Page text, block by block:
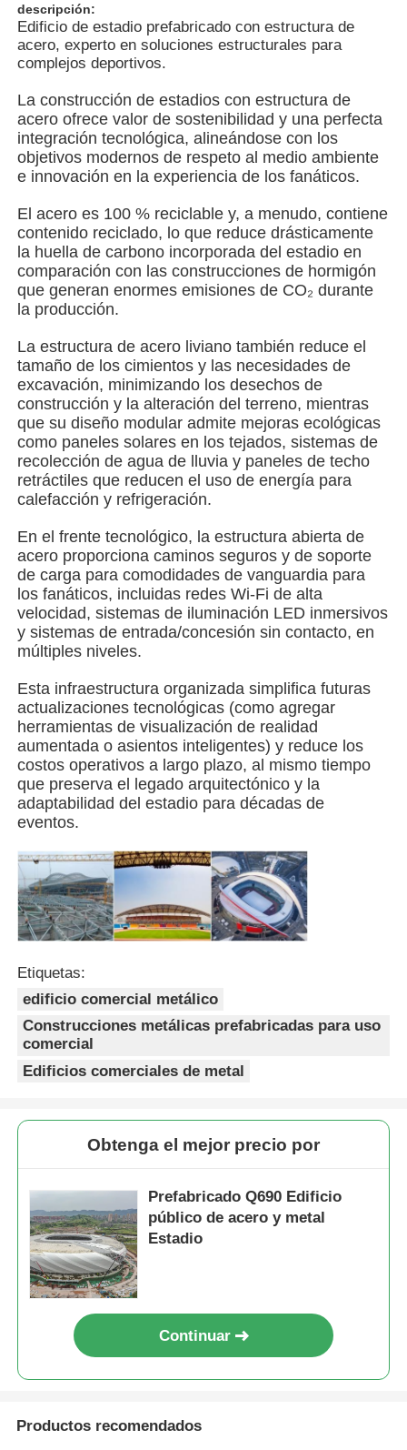
Sobre nosotros
Visita a la fábrica
Control de Calidad
Contacto
noticias
Todos los casos
Solicitar una cotización
Edificio de estructura de acero
Taller de estructura de acero
almacén de estructuras de acero
El depósito de estructuras de acero
Estructura de acero pesada
Puente de estructura de acero
Oficina de estructura de acero
Casa de aves de corral de estructura de acero
Estructura de acero de varios pisos
Estructura de acero industrial
Edificio Público de Acero
Estructura de acero prefabricada
descripción:
Edificio de estadio prefabricado con estructura de
acero, experto en soluciones estructurales para
complejos deportivos.
La construcción de estadios con estructura de
acero ofrece valor de sostenibilidad y una perfecta
integración tecnológica, alineándose con los
objetivos modernos de respeto al medio ambiente
e innovación en la experiencia de los fanáticos.
El acero es 100 % reciclable y, a menudo, contiene
contenido reciclado, lo que reduce drásticamente
la huella de carbono incorporada del estadio en
comparación con las construcciones de hormigón
que generan enormes emisiones de CO₂ durante
la producción.
La estructura de acero liviano también reduce el
tamaño de los cimientos y las necesidades de
excavación, minimizando los desechos de
construcción y la alteración del terreno, mientras
que su diseño modular admite mejoras ecológicas
como paneles solares en los tejados, sistemas de
recolección de agua de lluvia y paneles de techo
retráctiles que reducen el uso de energía para
calefacción y refrigeración.
En el frente tecnológico, la estructura abierta de
acero proporciona caminos seguros y de soporte
de carga para comodidades de vanguardia para
los fanáticos, incluidas redes Wi-Fi de alta
velocidad, sistemas de iluminación LED inmersivos
y sistemas de entrada/concesión sin contacto, en
múltiples niveles.
Esta infraestructura organizada simplifica futuras
actualizaciones tecnológicas (como agregar
herramientas de visualización de realidad
aumentada o asientos inteligentes) y reduce los
costos operativos a largo plazo, al mismo tiempo
que preserva el legado arquitectónico y la
adaptabilidad del estadio para décadas de
eventos.
Etiquetas:
edificio comercial metálico
Construcciones metálicas prefabricadas para uso
comercial
Edificios comerciales de metal
Obtenga el mejor precio por
Prefabricado Q690 Edificio
público de acero y metal
Estadio
Continuar
Productos recomendados